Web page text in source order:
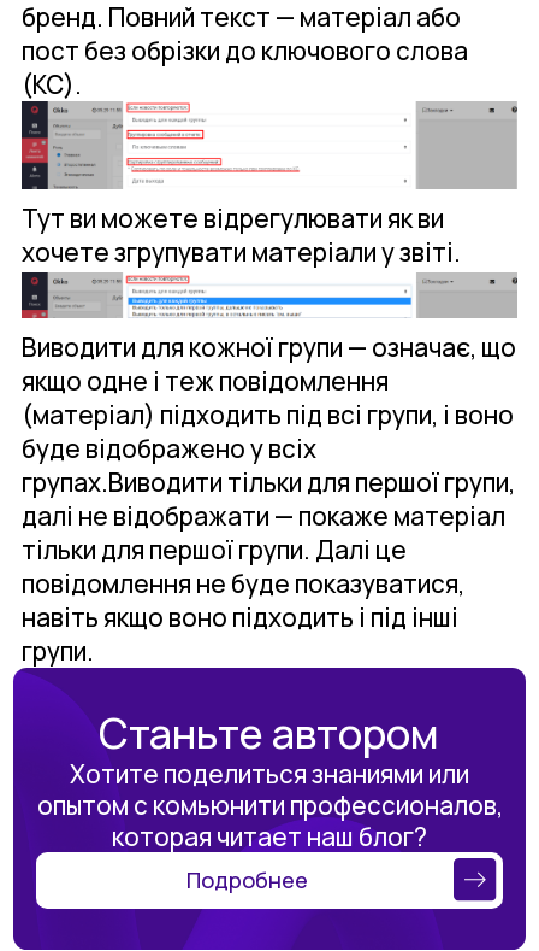
бренд. Повний текст — матеріал або
пост без обрізки до ключового слова
(КС).
Тут ви можете відрегулювати як ви
хочете згрупувати матеріали у звіті.
Виводити для кожної групи — означає, що
якщо одне і теж повідомлення
(матеріал) підходить під всі групи, і воно
буде відображено у всіх
групах.Виводити тільки для першої групи,
далі не відображати — покаже матеріал
тільки для першої групи. Далі це
повідомлення не буде показуватися,
навіть якщо воно підходить і під інші
групи.
Станьте автором
Хотите поделиться знаниями или
опытом с комьюнити профессионалов,
которая читает наш блог?
Подробнее